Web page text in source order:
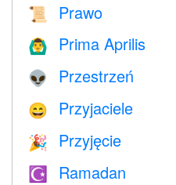
📜 Prawo
🙆‍♂️ Prima Aprilis
👽 Przestrzeń
😄 Przyjaciele
🎉 Przyjęcie
☪️ Ramadan